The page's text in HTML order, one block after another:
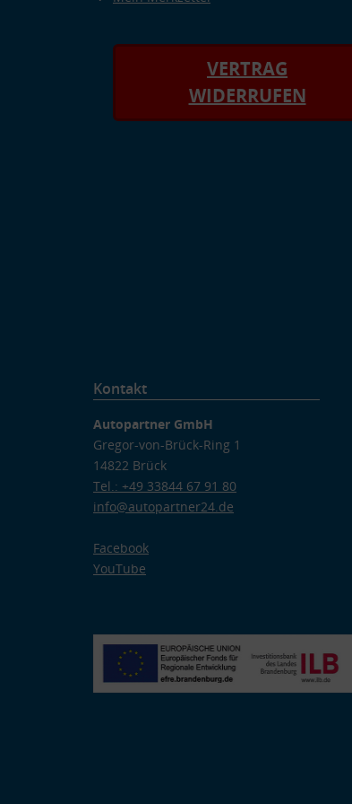
VERTRAG
WIDERRUFEN
Kontakt
Autopartner GmbH
Gregor-von-Brück-Ring 1
14822 Brück
Tel.: +49 33844 67 91 80
info@autopartner24.de
Facebook
YouTube